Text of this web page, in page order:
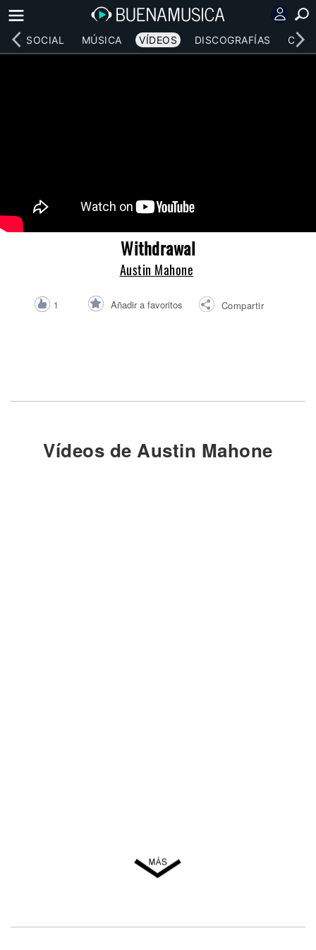
RED SOCIAL MÚSICA VÍDEOS DISCOGRAFÍAS
Withdrawal
Austin Mahone
1 Añadir a favoritos Compartir
Vídeos de Austin Mahone